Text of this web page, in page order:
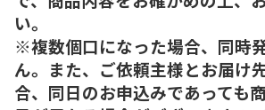
い。
※複数個口になった場合、同時
ん。また、ご依頼主様とお届け
合、同日のお申込みであっても